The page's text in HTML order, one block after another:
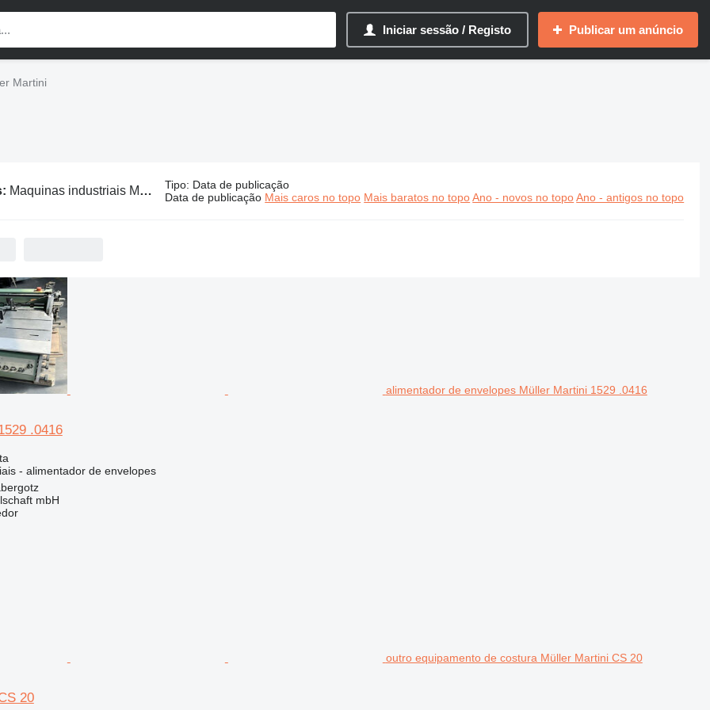
Iniciar sessão / Registo Publicar um anúncio
Martini
Maquinas industriais Müller Martini Tipo: Data de publicação
Data de publicação Mais caros no topo Mais baratos no topo Ano - novos no topo Ano - antigos no topo
alimentador de envelopes Müller Martini 1529 .0416
.0416
- alimentador de envelopes
mbH
outro equipamento de costura Müller Martini CS 20
20